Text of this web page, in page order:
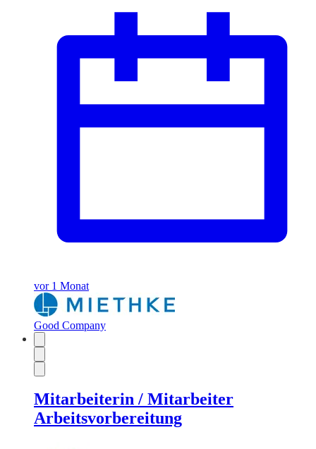
vor 1 Monat
Good Company
Mitarbeiterin / Mitarbeiter
Arbeitsvorbereitung